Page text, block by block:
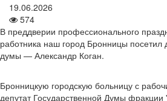
19.06.2026
574
В преддверии профессионального
работника наш город Бронницы посетил
думы — Александр Коган.
Бронницкую городскую больницу с
депутат Государственной Думы